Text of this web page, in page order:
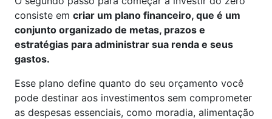
consiste em criar um plano financeiro, que é um
conjunto organizado de metas, prazos e
estratégias para administrar sua renda e seus
gastos.
Esse plano define quanto do seu orçamento você
pode destinar aos investimentos sem comprometer
as despesas essenciais, como moradia, alimentação